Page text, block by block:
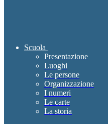
Scuola
Presentazione
Luoghi
Le persone
Organizzazione
I numeri
Le carte
La storia